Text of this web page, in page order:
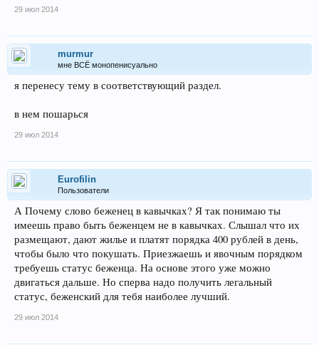
29 июл 2014
murmur
мне ВСЁ монопенисуально
я перенесу тему в соответствующий раздел.
в нем пошарься
29 июл 2014
Eurofilin
Пользователи
А Почему слово беженец в кавычках? Я так понимаю ты
имеешь право быть беженцем не в кавычках. Слышал что их
размещают, дают жилье и платят порядка 400 рублей в день,
чтобы было что покушать. Приезжаешь и явочным порядком
требуешь статус беженца. На основе этого уже можно
двигаться дальше. Но сперва надо получить легальный
статус, беженский для тебя наиболее лучший.
29 июл 2014